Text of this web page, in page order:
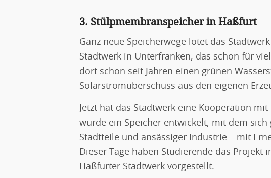
3. Stülpmembranspeicher in Haßfurt
Ganz neue Speicherwege lotet das
Stadtwerk in Unterfranken, das schon für
dort schon seit Jahren einen grünen
Solarstromüberschuss aus den eigenen
Jetzt hat das Stadtwerk eine Kooperation
wurde ein Speicher entwickelt, mit dem sich
Stadtteile und ansässiger Industrie – mit
Dieser Tage haben Studierende das Projekt
Haßfurter Stadtwerk vorgestellt.